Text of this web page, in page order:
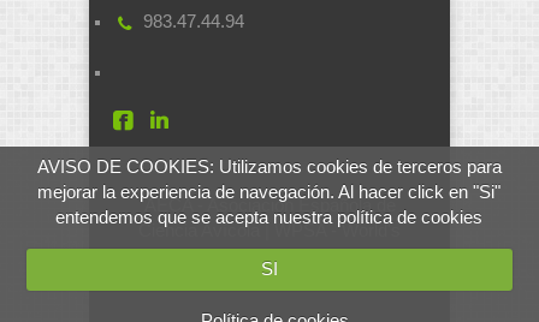
AVISO DE COOKIES: Utilizamos cookies de terceros para
mejorar la experiencia de navegación. Al hacer click en "Si"
entendemos que se acepta nuestra política de cookies
SI
983.47.44.94
AECA - Asociación Española de
Ciencia Avícola | WPSA - World's
Poultry Science Association
Desarrollado por